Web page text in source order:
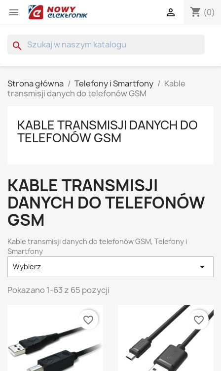
 shopping_cart (0)

search
Strona główna Telefony i Smartfony
Kable
transmisji danych do telefonów GSM
KABLE TRANSMISJI DANYCH DO
TELEFONÓW GSM
KABLE TRANSMISJI
DANYCH DO TELEFONÓW
GSM
Kable transmisji danych do telefonów GSM, Telefony i
Smartfony
Wybierz

Pokazano 1-63 z 65 pozycji
favorite_border favorite_border